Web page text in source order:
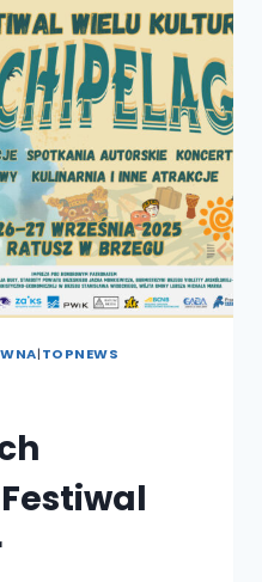
|TOPNEWS